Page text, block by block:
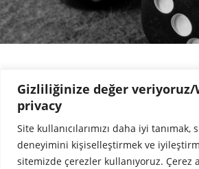
Gizliliğinize değer veriyoruz/
privacy
Site kullanıcılarımızı daha iyi tanımak,
deneyimini kişiselleştirmek ve
sitemizde çerezler kullanıyoruz. Çerez
Within the scope of our consultation;
assistance with original and innovative ideas
goals of development and improvement
analyzing and identifying, creating risk
comparisons.